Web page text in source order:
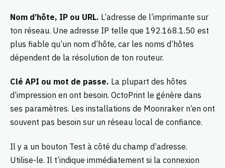
Nom d’hôte, IP ou URL. L’adresse de l’imprimante sur
ton réseau. Une adresse IP telle que 192.168.1.50 est
plus fiable qu’un nom d’hôte, car les noms d’hôtes
dépendent de la résolution de ton routeur.
Clé API ou mot de passe. La plupart des hôtes
d’impression en ont besoin. OctoPrint le génère dans
ses paramètres. Les installations de Moonraker n’en ont
souvent pas besoin sur un réseau local de confiance.
Il y a un bouton Test à côté du champ d’adresse.
Utilise-le. Il t’indique immédiatement si la connexion